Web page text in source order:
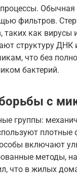
Обычная
фильтров.
как вирусы
структуру ДНК
что без
бактерий.
с
группы:
плотные
включают
методы,
что в жилых